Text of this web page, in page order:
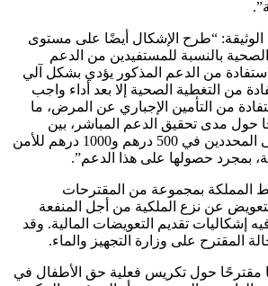
“طرح الإشكال أيضًا على مستوى
الصحية بالنسبة للمستفيدين من الدعم
من الدعم المذكور يؤدي بشكل آلي
من التغطية الصحية إلا بعد أداء واجب
من التأمين الإجباري عن المرض، ما
حول مدى تحقيق الدعم المباشر، بين
السقفين الأعلى والأدنى المحددين في 500 درهم و1000 درهم للأمن
بمجرد حصولها على هذا الدعم”.
بمجموعة من المقترحات
عن نزع الملكية من أجل المنفعة
إشكاليات تقديم التعويضات المالية. وقد
المقترح على وزارة التجهيز والماء.
مقترحًا حول تكريس فعلية حق الأطفال في